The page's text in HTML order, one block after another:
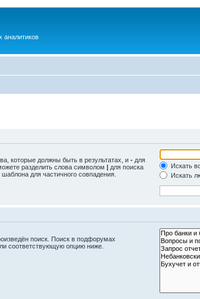
аналитиков
которые должны быть в результатах, и - для
разделить слова символом | для поиска
шаблона для частичного совпадения.
Искать
Искать
поиск. Поиск в подфорумах
соответствующую опцию ниже.